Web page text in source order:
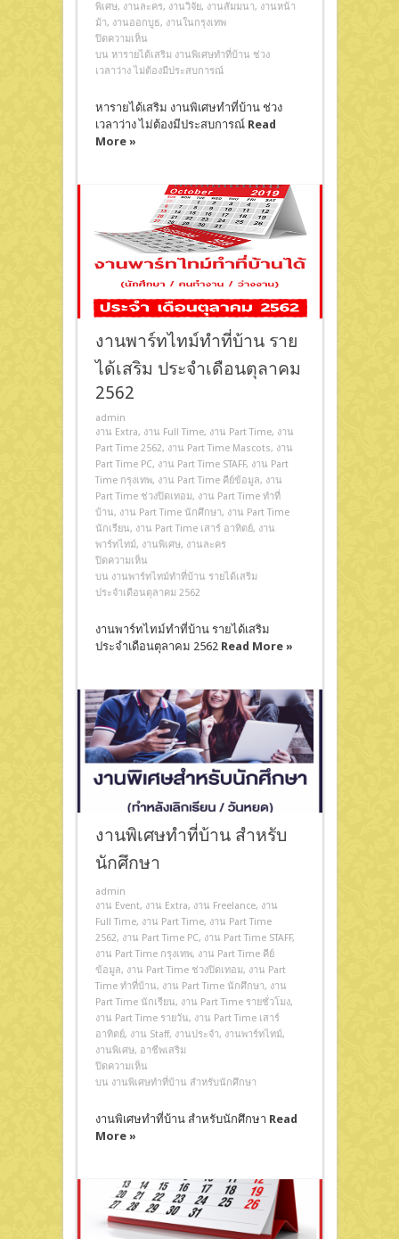
พิเศษ, งานละคร, งานวิจัย, งานสัมมนา, งานหน้า
ม้า, งานออกบูธ, งานในกรุงเทพ
ปิดความเห็น
บน หารายได้เสริม งานพิเศษทําที่บ้าน ช่วง
เวลาว่าง ไม่ต้องมีประสบการณ์
หารายได้เสริม งานพิเศษทําที่บ้าน ช่วง
เวลาว่าง ไม่ต้องมีประสบการณ์ Read
More »
งานพาร์ทไทม์ทำที่บ้าน ราย
ได้เสริม ประจำเดือนตุลาคม
2562
admin
งาน Extra, งาน Full Time, งาน Part Time, งาน
Part Time 2562, งาน Part Time Mascots, งาน
Part Time PC, งาน Part Time STAFF, งาน Part
Time กรุงเทพ, งาน Part Time คีย์ข้อมูล, งาน
Part Time ช่วงปิดเทอม, งาน Part Time ทําที่
บ้าน, งาน Part Time นักศึกษา, งาน Part Time
นักเรียน, งาน Part Time เสาร์ อาทิตย์, งาน
พาร์ทไทม์, งานพิเศษ, งานละคร
ปิดความเห็น
บน งานพาร์ทไทม์ทำที่บ้าน รายได้เสริม
ประจำเดือนตุลาคม 2562
งานพาร์ทไทม์ทำที่บ้าน รายได้เสริม
ประจำเดือนตุลาคม 2562 Read More »
งานพิเศษทำที่บ้าน สำหรับ
นักศึกษา
admin
งาน Event, งาน Extra, งาน Freelance, งาน
Full Time, งาน Part Time, งาน Part Time
2562, งาน Part Time PC, งาน Part Time STAFF,
งาน Part Time กรุงเทพ, งาน Part Time คีย์
ข้อมูล, งาน Part Time ช่วงปิดเทอม, งาน Part
Time ทําที่บ้าน, งาน Part Time นักศึกษา, งาน
Part Time นักเรียน, งาน Part Time รายชั่วโมง,
งาน Part Time รายวัน, งาน Part Time เสาร์
อาทิตย์, งาน Staff, งานประจำ, งานพาร์ทไทม์,
งานพิเศษ, อาชีพเสริม
ปิดความเห็น
บน งานพิเศษทำที่บ้าน สำหรับนักศึกษา
งานพิเศษทำที่บ้าน สำหรับนักศึกษา Read
More »